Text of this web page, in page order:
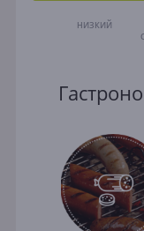
НИЗКИЙ